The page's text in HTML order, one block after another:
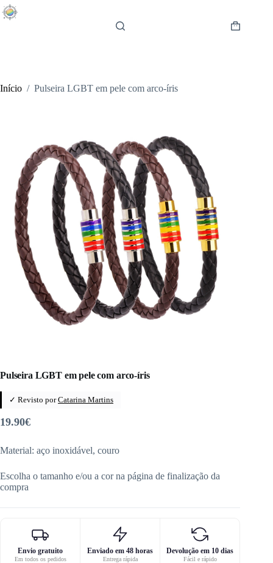
Pular
para
Carrinho
Início / Pulseira LGBT em pele com arco-íris
Pulseira LGBT em pele com arco-íris
✓ Revisto porCatarina Martins
19.90€
Material: aço inoxidável, couro
Escolha o tamanho e/ou a cor na página de finalização da
compra
Envio gratuito
Em todos os pedidos
Enviado em 48 horas
Entrega rápida
Devolução em 10 dias
Fácil e rápido